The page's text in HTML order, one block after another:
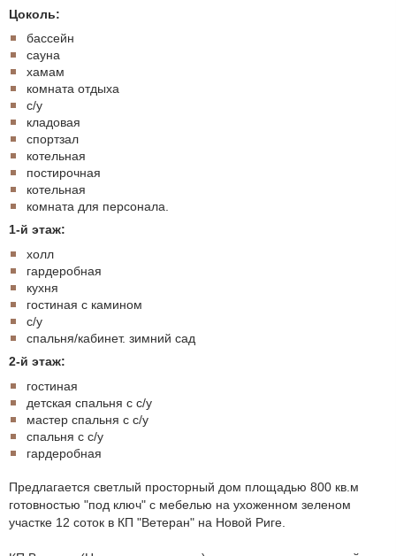
Цоколь:
бассейн
сауна
хамам
комната отдыха
с/у
кладовая
спортзал
котельная
постирочная
котельная
комната для персонала.
1-й этаж:
холл
гардеробная
кухня
гостиная с камином
с/у
спальня/кабинет. зимний сад
2-й этаж:
гостиная
детская спальня с с/у
мастер спальня с с/у
спальня с с/у
гардеробная
Предлагается светлый просторный дом площадью 800 кв.м
готовностью "под ключ" с мебелью на ухоженном зеленом
участке 12 соток в КП "Ветеран" на Новой Риге.